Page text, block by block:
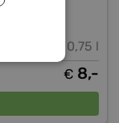
0,75 l
€ 8,-